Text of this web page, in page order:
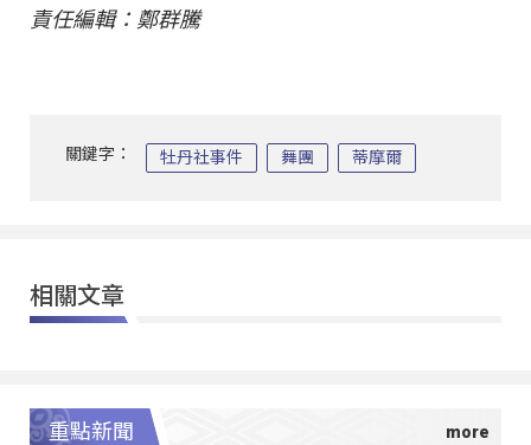
責任編輯：鄭群騰
關鍵字： 牡丹社事件 舞團 蒂摩爾
相關文章
重點新聞